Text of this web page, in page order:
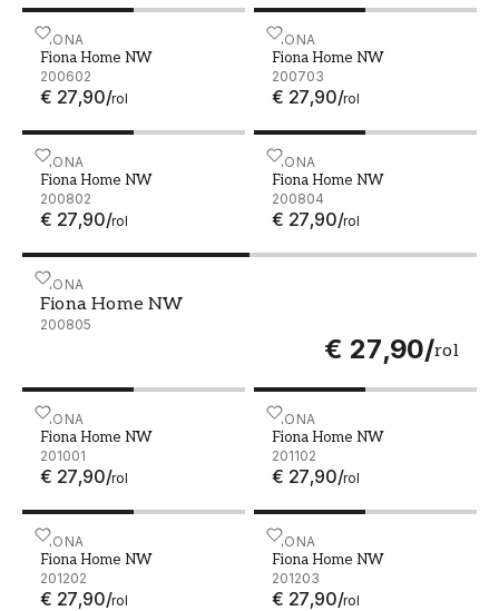
FIONA
Fiona Home NW
200602
€ 27,90/rol
Fiona Home NW - 200602 FIONA
Fiona Home NW
200703
€ 27,90/rol
Fiona Home NW - 200703
FIONA
Fiona Home NW
200802
€ 27,90/rol
Fiona Home NW - 200802 FIONA
Fiona Home NW
200804
€ 27,90/rol
Fiona Home NW - 200804
FIONA
Fiona Home NW
200805
€ 27,90/rol
Fiona Home NW - 200805
FIONA
Fiona Home NW
201001
€ 27,90/rol
Fiona Home NW - 201001 FIONA
Fiona Home NW
201102
€ 27,90/rol
Fiona Home NW - 201102
FIONA
Fiona Home NW
201202
€ 27,90/rol
Fiona Home NW - 201202 FIONA
Fiona Home NW
201203
€ 27,90/rol
Fiona Home NW - 201203